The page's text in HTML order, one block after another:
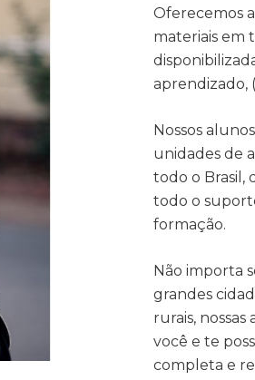
Oferecemos
materiais em
aprendizado,
Nossos
unidades de
todo o Brasil,
todo o
formação.
Não importa
grandes
rurais,
você e te
completa e